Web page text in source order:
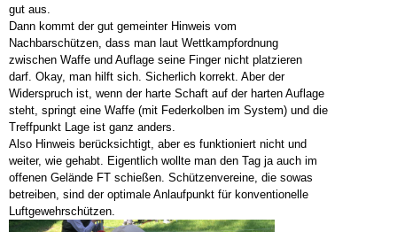
gut aus.
Dann kommt der gut gemeinter Hinweis vom
Nachbarschützen, dass man laut Wettkampfordnung
zwischen Waffe und Auflage seine Finger nicht platzieren
darf. Okay, man hilft sich. Sicherlich korrekt. Aber der
Widerspruch ist, wenn der harte Schaft auf der harten Auflage
steht, springt eine Waffe (mit Federkolben im System) und die
Treffpunkt Lage ist ganz anders.
Also Hinweis berücksichtigt, aber es funktioniert nicht und
weiter, wie gehabt. Eigentlich wollte man den Tag ja auch im
offenen Gelände FT schießen. Schützenvereine, die sowas
betreiben, sind der optimale Anlaufpunkt für konventionelle
Luftgewehrschützen.